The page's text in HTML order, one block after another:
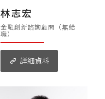
林志宏
金融創新諮詢顧問（無給
職）
詳細資料